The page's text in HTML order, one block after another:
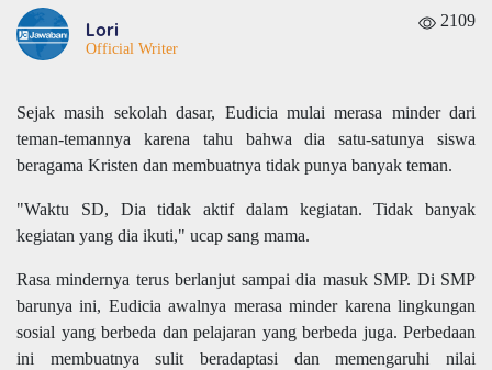
Lori
Official Writer
2109
Sejak masih sekolah dasar, Eudicia mulai merasa minder dari
teman-temannya karena tahu bahwa dia satu-satunya siswa
beragama Kristen dan membuatnya tidak punya banyak teman.
"Waktu SD, Dia tidak aktif dalam kegiatan. Tidak banyak
kegiatan yang dia ikuti," ucap sang mama.
Rasa mindernya terus berlanjut sampai dia masuk SMP. Di SMP
barunya ini, Eudicia awalnya merasa minder karena lingkungan
sosial yang berbeda dan pelajaran yang berbeda juga. Perbedaan
ini membuatnya sulit beradaptasi dan memengaruhi nilai